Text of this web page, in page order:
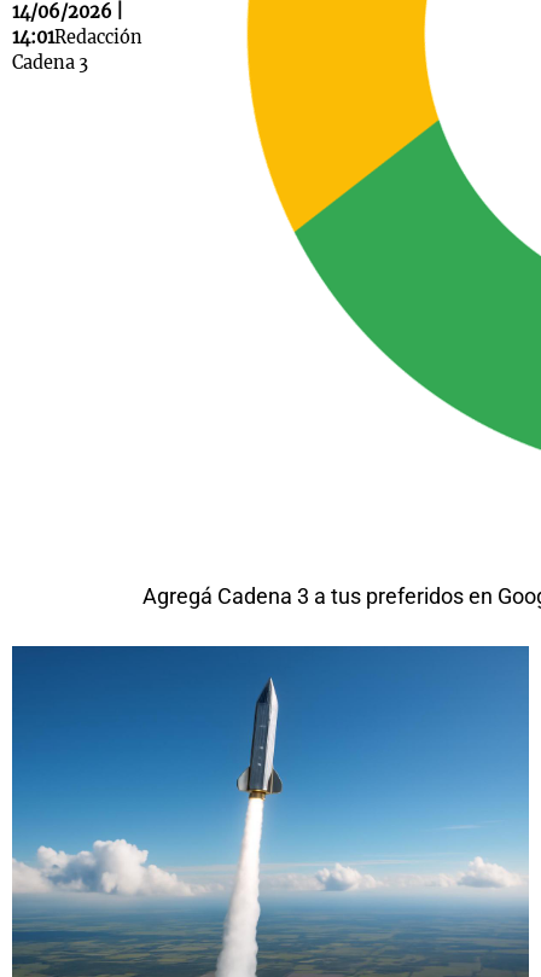
14/06/2026 |
14:01Redacción
Cadena 3
Agregá Cadena 3 a tus preferidos en